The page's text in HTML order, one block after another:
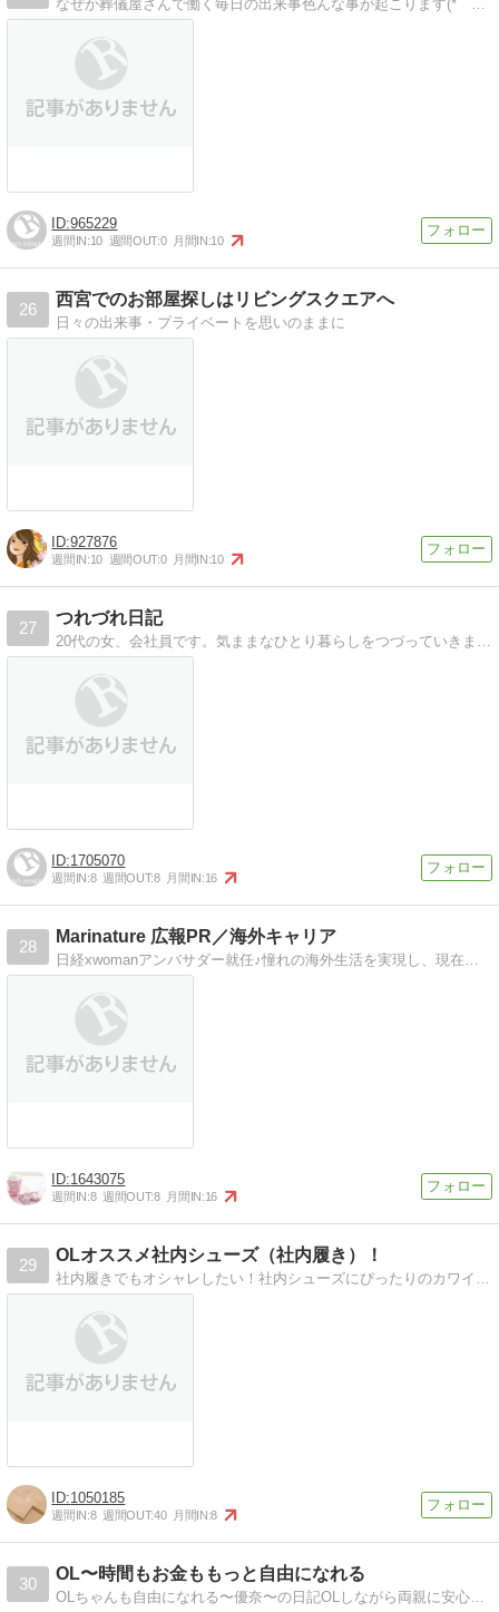
なぜか葬儀屋さんで働く毎日の出来事色んな事が起こります(*￣m￣)プッ
965229
週間IN:10 週間OUT:0 月間IN:10
26
西宮でのお部屋探しはリビングスクエアへ
日々の出来事・プライベートを思いのままに
927876
週間IN:10 週間OUT:0 月間IN:10
27
つれづれ日記
20代の女、会社員です。気ままなひとり暮らしをつづっていきます。
1705070
週間IN:8 週間OUT:8 月間IN:16
28
Marinature 広報PR／海外キャリア
日経xwomanアンバサダー就任♪憧れの海外生活を実現し、現在は日本をベースに広報・PR＆美容・ファッションライターとして活動をしています♪海外生活や旅行、そしてファッション・コスメなど様々な情報を発信しています！
1643075
週間IN:8 週間OUT:8 月間IN:16
29
OLオススメ社内シューズ（社内履き）！
社内履きでもオシャレしたい！社内シューズにぴったりのカワイイ靴だけ集めてみました！
1050185
週間IN:8 週間OUT:40 月間IN:8
30
OL〜時間もお金ももっと自由になれる
OLちゃんも自由になれる〜優奈〜の日記OLしながら両親に安心を。生活にもっとゆとりを。